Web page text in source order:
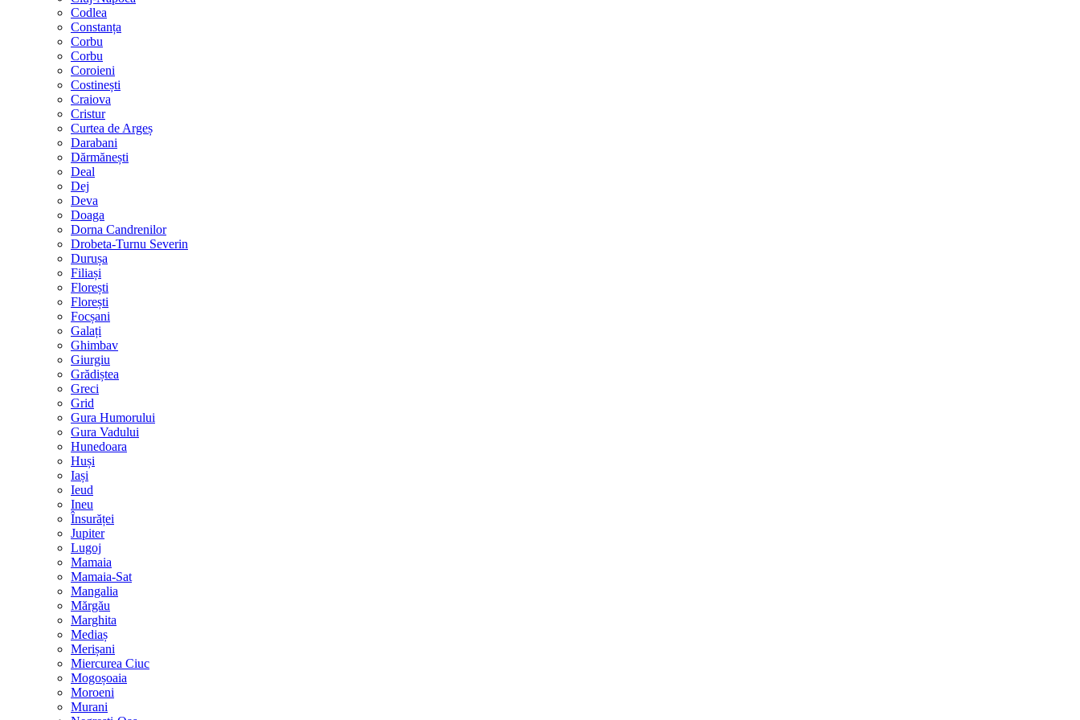
Codlea
Constanța
Corbu
Corbu
Coroieni
Costinești
Craiova
Cristur
Curtea de Argeș
Darabani
Dărmănești
Deal
Dej
Deva
Doaga
Dorna Candrenilor
Drobeta-Turnu Severin
Durușa
Filiași
Florești
Florești
Focșani
Galați
Ghimbav
Giurgiu
Grădiștea
Greci
Grid
Gura Humorului
Gura Vadului
Hunedoara
Huși
Iași
Ieud
Ineu
Însurăței
Jupiter
Lugoj
Mamaia
Mamaia-Sat
Mangalia
Mărgău
Marghita
Mediaș
Merișani
Miercurea Ciuc
Mogoșoaia
Moroeni
Murani